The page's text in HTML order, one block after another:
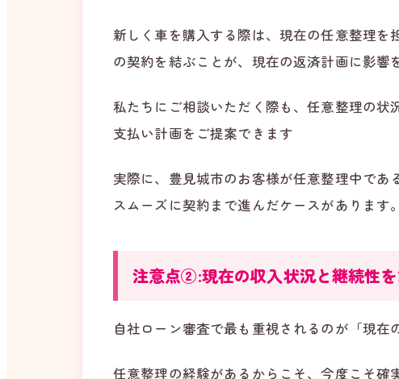
新しく車を購入する際は、現在の任意整理
の契約を結ぶことが、現在の返済計画に影響
私たちにご相談いただく際も、任意整理の
支払い計画をご提案できます
実際に、豊見城市のお客様が任意整理中であ
スムーズに契約まで進んだケースがあります。
注意点②:現在の収入状況と継続性
自社ローン審査で最も重視されるのが「現在
任意整理の経験があるからこそ、今度こそ確